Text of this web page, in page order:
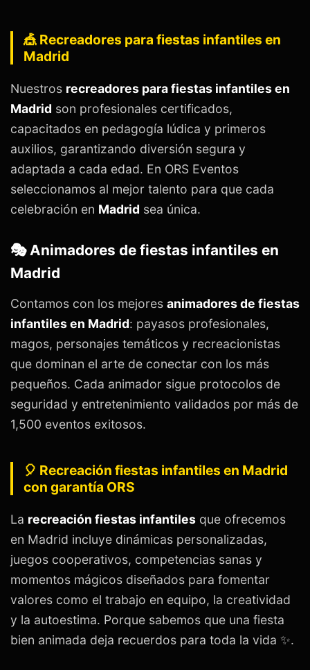
🎪 Recreadores para fiestas infantiles en
Madrid
Nuestros recreadores para fiestas infantiles en
Madrid son profesionales certificados,
capacitados en pedagogía lúdica y primeros
auxilios, garantizando diversión segura y
adaptada a cada edad. En ORS Eventos
seleccionamos al mejor talento para que cada
celebración en Madrid sea única.
🎭 Animadores de fiestas infantiles en
Madrid
Contamos con los mejores animadores de fiestas
infantiles en Madrid: payasos profesionales,
magos, personajes temáticos y recreacionistas
que dominan el arte de conectar con los más
pequeños. Cada animador sigue protocolos de
seguridad y entretenimiento validados por más de
1,500 eventos exitosos.
🎈 Recreación fiestas infantiles en Madrid
con garantía ORS
La recreación fiestas infantiles que ofrecemos
en Madrid incluye dinámicas personalizadas,
juegos cooperativos, competencias sanas y
momentos mágicos diseñados para fomentar
valores como el trabajo en equipo, la creatividad
y la autoestima. Porque sabemos que una fiesta
bien animada deja recuerdos para toda la vida ✨.